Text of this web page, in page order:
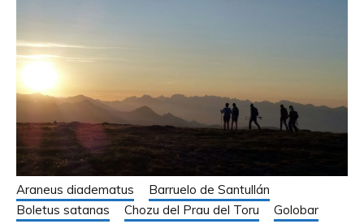
Araneus diadematus
Barruelo de Santullán
Boletus satanas
Chozu del Prau del Toru
Golobar